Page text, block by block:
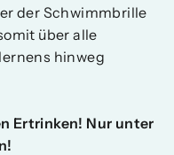
der Schwimmbrille
über alle
hinweg
Ertrinken! Nur unter